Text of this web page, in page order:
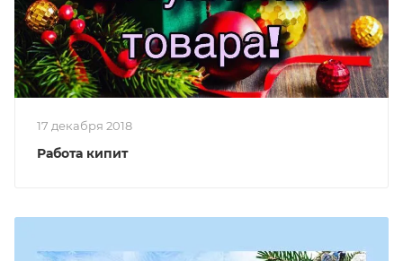
17 декабря 2018
Работа кипит